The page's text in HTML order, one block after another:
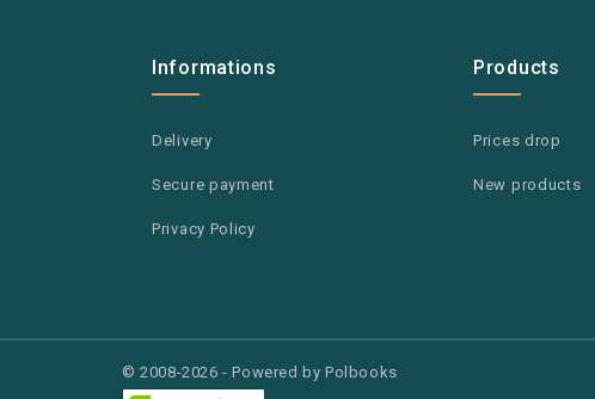
Informations
Delivery
Secure payment
Privacy Policy
Products
Prices drop
New products
© 2008-2026 - Powered by Polbooks